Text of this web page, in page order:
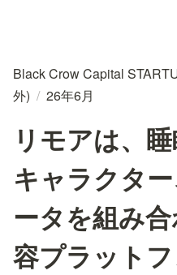
Black Crow Capital
外) / 26年6月
リモアは、睡
キャラクタ
ータを組み
容プラット